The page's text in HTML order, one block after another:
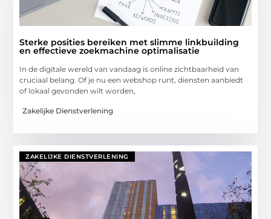
Sterke posities bereiken met slimme linkbuilding
en effectieve zoekmachine optimalisatie
In de digitale wereld van vandaag is online zichtbaarheid van
cruciaal belang. Of je nu een webshop runt, diensten aanbiedt
of lokaal gevonden wilt worden,
Zakelijke Dienstverlening
ZAKELIJKE DIENSTVERLENING